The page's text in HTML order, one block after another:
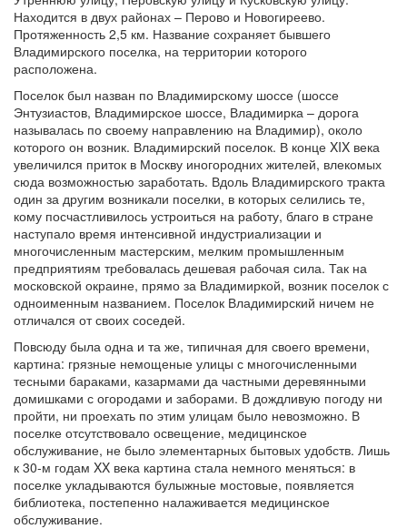
Находится в двух районах – Перово и Новогиреево.
Протяженность 2,5 км. Название сохраняет бывшего
Владимирского поселка, на территории которого
расположена.
Поселок был назван по Владимирскому шоссе (шоссе
Энтузиастов, Владимирское шоссе, Владимирка – дорога
называлась по своему направлению на Владимир), около
которого он возник. Владимирский поселок. В конце XIX века
увеличился приток в Москву иногородних жителей, влекомых
сюда возможностью заработать. Вдоль Владимирского тракта
один за другим возникали поселки, в которых селились те,
кому посчастливилось устроиться на работу, благо в стране
наступало время интенсивной индустриализации и
многочисленным мастерским, мелким промышленным
предприятиям требовалась дешевая рабочая сила. Так на
московской окраине, прямо за Владимиркой, возник поселок с
одноименным названием. Поселок Владимирский ничем не
отличался от своих соседей.
Повсюду была одна и та же, типичная для своего времени,
картина: грязные немощеные улицы с многочисленными
тесными бараками, казармами да частными деревянными
домишками с огородами и заборами. В дождливую погоду ни
пройти, ни проехать по этим улицам было невозможно. В
поселке отсутствовало освещение, медицинское
обслуживание, не было элементарных бытовых удобств. Лишь
к 30-м годам XX века картина стала немного меняться: в
поселке укладываются булыжные мостовые, появляется
библиотека, постепенно налаживается медицинское
обслуживание.